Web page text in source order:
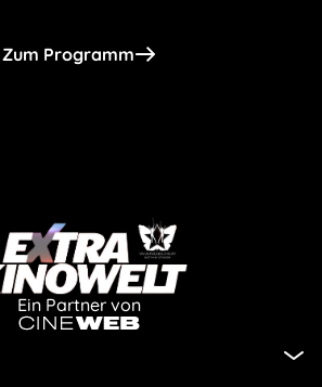
Zum Programm
Ein Partner von